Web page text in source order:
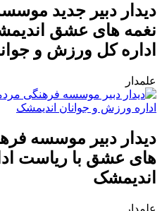
دیدار دبیر جدید
نغمه های عشق
اداره کل ورزش و
علمدار
دیدار دبیر موسسه
های عشق با ریاست
اندیمشک
علمدار